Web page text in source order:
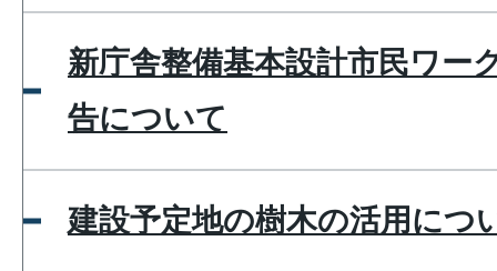
新庁舎整備基本設計市民ワー
告について
建設予定地の樹木の活用につ